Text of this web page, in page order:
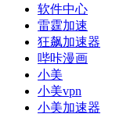
软件中心
雷霆加速
狂飙加速器
哔咔漫画
小美
小美vpn
小美加速器